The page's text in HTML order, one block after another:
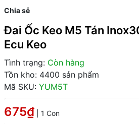
Chia sẻ
Đai Ốc Keo M5 Tán
Ecu Keo
Tình trạng: Còn hàng
Tồn kho: 4400 sản phẩm
Mã SKU: YUM5T
675₫ | 1 Con